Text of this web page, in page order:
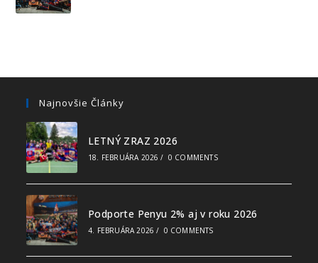
Najnovšie Články
LETNÝ ZRAZ 2026
18. FEBRUÁRA 2026 / 0 COMMENTS
Podporte Penyu 2% aj v roku 2026
4. FEBRUÁRA 2026 / 0 COMMENTS